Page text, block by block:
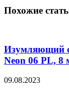
Похожие
Изумляющий
Neon 06 PL, 8
09.08.2023